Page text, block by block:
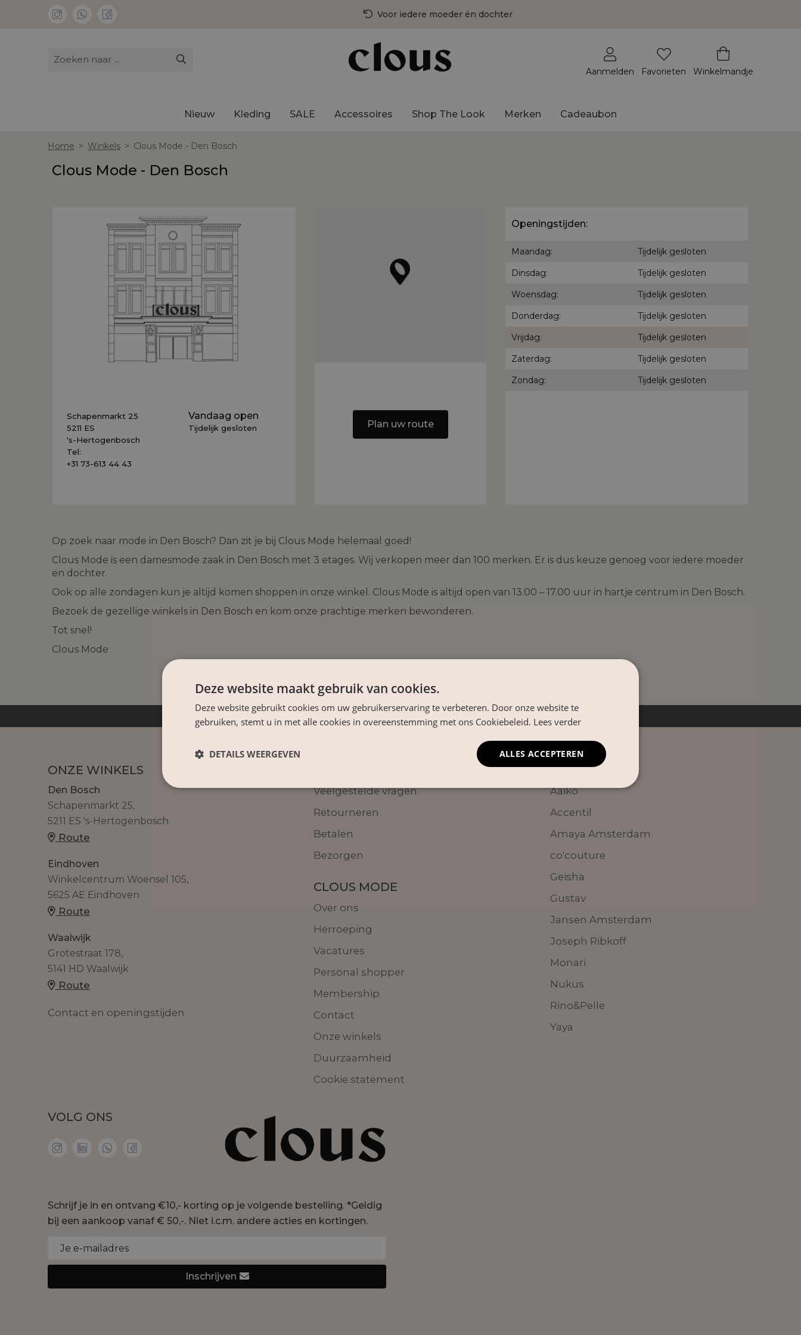
Voor iedere moeder én dochter
3 fysieke winkels in Nederland
Gratis bezorging vanaf €75,-
Winkelmandje
Aanmelden Favorieten
Nieuw Kleding SALE Accessoires Shop The Look Merken Cadeaubon
Home > Winkels > Clous Mode - Den Bosch
Clous Mode - Den Bosch
Schapenmarkt 25
5211 ES
's-Hertogenbosch
Tel:
+31 73-613 44 43
Vandaag open
Tijdelijk gesloten Plan uw route
Openingstijden:
Maandag:
Tijdelijk gesloten
Dinsdag:
Tijdelijk gesloten
Woensdag:
Tijdelijk gesloten
Donderdag:
Tijdelijk gesloten
Vrijdag:
Tijdelijk gesloten
Zaterdag:
Tijdelijk gesloten
Zondag:
Tijdelijk gesloten
Op zoek naar mode in Den Bosch? Dan zit je bij Clous Mode helemaal goed!
Clous Mode is een damesmode zaak in Den Bosch met 3 etages. Wij verkopen meer dan 100 merken. Er is dus keuze genoeg voor iedere moeder
en dochter.
Ook op alle zondagen kun je altijd komen shoppen in onze winkel. Clous Mode is altijd open van 13.00 – 17.00 uur in hartje centrum in Den Bosch.
Bezoek de gezellige winkels in Den Bosch en kom onze prachtige merken bewonderen.
Tot snel!
Clous Mode
Gratis bezorging vanaf €75,- Voor iedere moeder én dochter 3 fysieke winkels in Nederland
ONZE WINKELS
Den Bosch
Schapenmarkt 25,
5211 ES 's-Hertogenbosch
Route
Eindhoven
Winkelcentrum Woensel 105,
5625 AE Eindhoven
Route
Waalwijk
Grotestraat 178,
5141 HD Waalwijk
Route
Contact en openingstijden
Veelgestelde vragen
Retourneren
Betalen
Bezorgen
CLOUS MODE
Over ons
Herroeping
Vacatures
Personal shopper
Membership
Contact
Onze winkels
Duurzaamheid
Cookie statement
MERKEN
Aaiko
Accentil
Amaya Amsterdam
co'couture
Geisha
Gustav
Jansen Amsterdam
Joseph Ribkoff
Monari
Nukus
Rino&Pelle
Yaya
VOLG ONS
Schrijf je in en ontvang €10,- korting op je volgende bestelling. *Geldig
bij een aankoop vanaf € 50,-. Niet i.c.m. andere acties en kortingen.
Inschrijven
Deze website maakt gebruik van cookies.
Deze website gebruikt cookies om uw gebruikerservaring te verbeteren. Door onze website te
gebruiken, stemt u in met alle cookies in overeenstemming met ons Cookiebeleid. Lees verder
ALLES ACCEPTEREN
DETAILS WEERGEVEN